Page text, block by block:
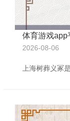
2026-08-06